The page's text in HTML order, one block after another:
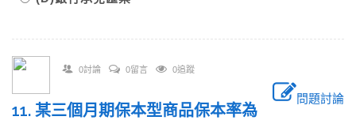
0討論 0留言 0追蹤
問題討論
11. 某三個月期保本型商品保本率為